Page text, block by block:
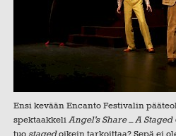
Ensi kevään Encanto Festivalin
spektaakkeli Angel's Share – A Staged